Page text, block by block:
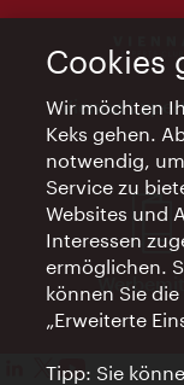
Vienna
Cookies
Wir möchten
Keks gehen.
notwendig,
Service zu
Websites und
Interessen
ermöglichen.
können Sie
„Erweiterte
Tipp: Sie